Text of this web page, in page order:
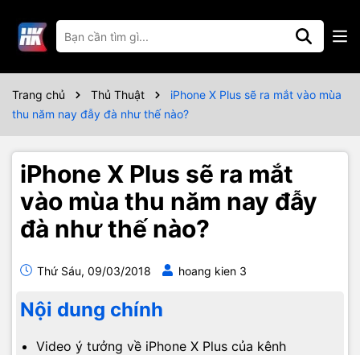
Trang chủ Thủ Thuật
iPhone X Plus sẽ ra mắt vào mùa
thu năm nay đẫy đà như thế nào?
iPhone X Plus sẽ ra mắt
vào mùa thu năm nay đẫy
đà như thế nào?
Thứ Sáu, 09/03/2018 hoang kien 3
Nội dung chính
Video ý tưởng về iPhone X Plus của kênh